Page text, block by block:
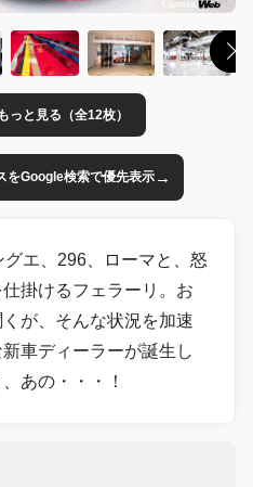
っと見る（全12枚）
をGoogle検索で優先表示→
エ、296、ローマと、怒
掛けるフェラーリ。お
が、そんな状況を加速
車ディーラーが誕生し
あの・・・！